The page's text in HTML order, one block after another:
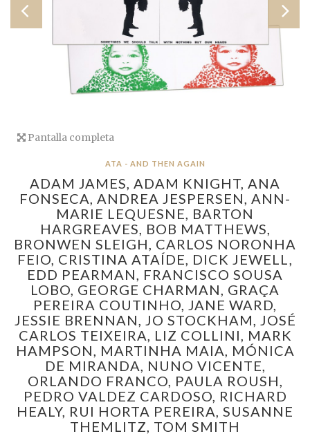
Pantalla completa
ATA - AND THEN AGAIN
ADAM JAMES, ADAM KNIGHT, ANA
FONSECA, ANDREA JESPERSEN, ANN-
MARIE LEQUESNE, BARTON
HARGREAVES, BOB MATTHEWS,
BRONWEN SLEIGH, CARLOS NORONHA
FEIO, CRISTINA ATAÍDE, DICK JEWELL,
EDD PEARMAN, FRANCISCO SOUSA
LOBO, GEORGE CHARMAN, GRAÇA
PEREIRA COUTINHO, JANE WARD,
JESSIE BRENNAN, JO STOCKHAM, JOSÉ
CARLOS TEIXEIRA, LIZ COLLINI, MARK
HAMPSON, MARTINHA MAIA, MÓNICA
DE MIRANDA, NUNO VICENTE,
ORLANDO FRANCO, PAULA ROUSH,
PEDRO VALDEZ CARDOSO, RICHARD
HEALY, RUI HORTA PEREIRA, SUSANNE
THEMLITZ, TOM SMITH